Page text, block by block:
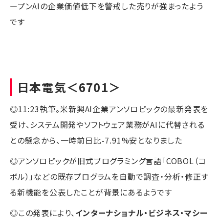
ープンAIの企業価値低下を警戒した売りが強まったよう
です
日本電気＜6701＞
◎11:23執筆。米新興AI企業アンソロピックの最新発表を
受け、システム開発やソフトウェア業務がAIに代替される
との懸念から、一時前日比-7.91%安となりました
◎アンソロピックが旧式プログラミング言語「COBOL（コ
ボル）」などの既存プログラムを自動で調査・分析・修正す
る新機能を公表したことが背景にあるようです
◎この発表により、 インターナショナル・ビジネス・マシー